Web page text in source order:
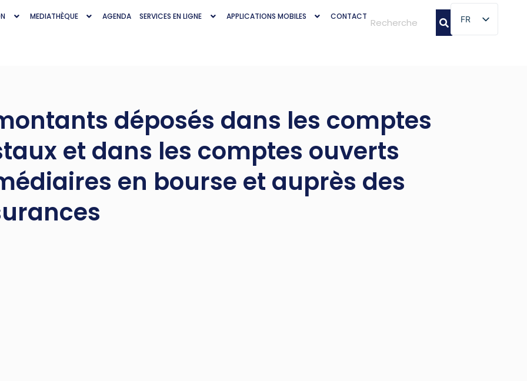
MEDIATHÈQUE AGENDA SERVICES EN LIGNE APPLICATIONS MOBILES CONTACT FR
FR
déposés dans les comptes
et dans les comptes ouverts
en bourse et auprès des